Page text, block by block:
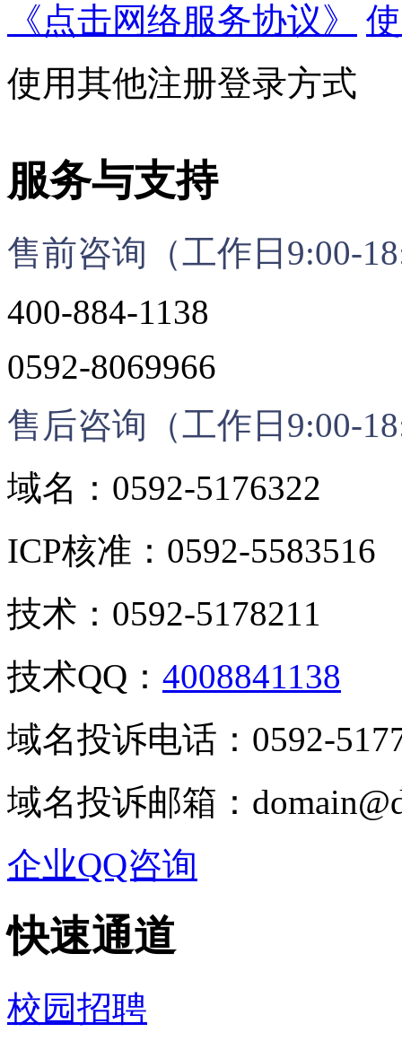
《点击网络服务协议》
使用其他注册登录方式
服务与支持
售前咨询（工作日9:00-
400-884-1138
0592-8069966
售后咨询（工作日9:00-
域名：0592-5176322
ICP核准：0592-5583516
技术：0592-5178211
技术QQ： 4008841138
域名投诉电话：0592-
域名投诉邮箱：
企业QQ咨询
快速通道
校园招聘